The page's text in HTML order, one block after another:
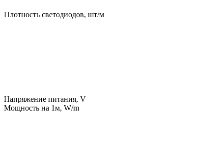
Плотность светодиодов, шт/м
Напряжение питания, V
Мощность на 1м, W/m